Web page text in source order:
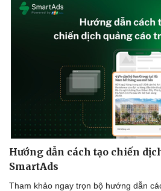
Hướng dẫn cách tạo chiến
SmartAds
Tham khảo ngay trọn bộ hướng dẫn